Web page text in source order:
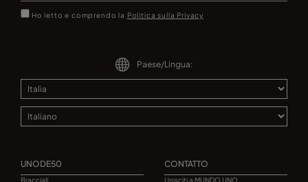
Ho letto e comprendo la Politica sulla Privacy
Paese/Lingua:
UNODE50
Bracciali
CONTATTO
Unisciti a MUNDO UNO